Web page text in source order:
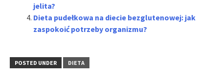
jelita?
Dieta pudełkowa na diecie bezglutenowej: jak
zaspokoić potrzeby organizmu?
POSTED UNDER DIETA